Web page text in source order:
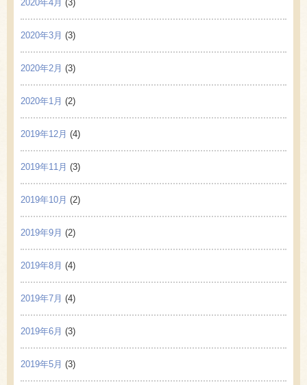
2020年4月 (3)
2020年3月 (3)
2020年2月 (3)
2020年1月 (2)
2019年12月 (4)
2019年11月 (3)
2019年10月 (2)
2019年9月 (2)
2019年8月 (4)
2019年7月 (4)
2019年6月 (3)
2019年5月 (3)